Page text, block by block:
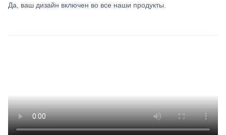
Да, ваш дизайн включен во все наши продукты.